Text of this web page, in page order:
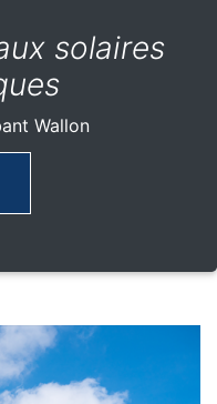
solaires
Wallon